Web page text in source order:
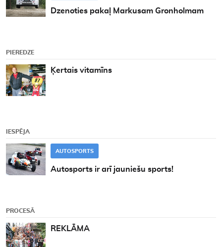
Dzenoties pakaļ Markusam Gronholmam
PIEREDZE
Ķertais vitamīns
IESPĒJA
AUTOSPORTS
Autosports ir arī jauniešu sports!
PROCESĀ
REKLĀMA